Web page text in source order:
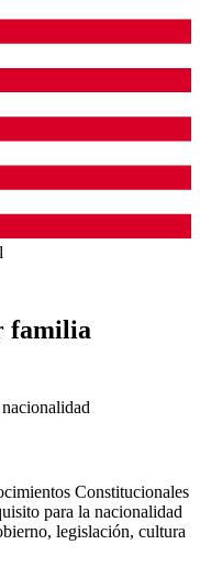
familia
Constitucionales
para la nacionalidad
legislación, cultura